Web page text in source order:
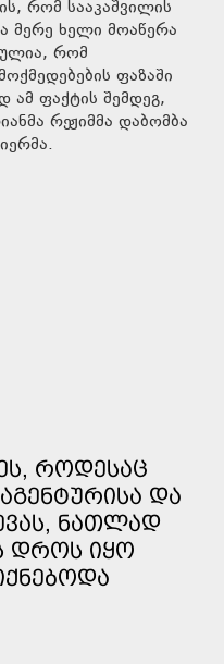
რომ სააკაშვილის
მერე ხელი მოაწერა
რომ
ფაზაში
ფაქტის შემდეგ,
რეჟიმმა დაბომბა
ᲠᲝᲓᲔᲡᲐᲪ
ᲓᲐ
ᲜᲐᲗᲚᲐᲓ
ᲓᲠᲝᲡ ᲘᲧᲝ